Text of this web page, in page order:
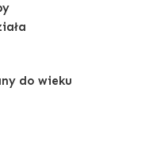
do wieku